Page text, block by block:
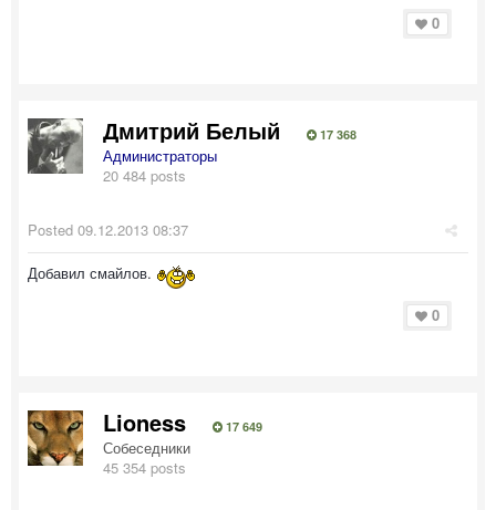
0
Дмитрий Белый 17 368
Администраторы
20 484 posts
Posted 09.12.2013 08:37
Добавил смайлов.
0
Lioness 17 649
Собеседники
45 354 posts